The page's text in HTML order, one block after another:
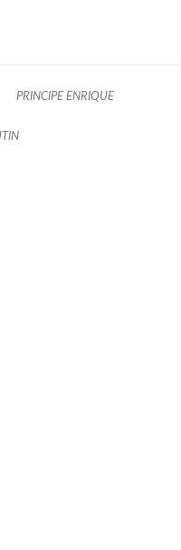
PRINCIPE ENRIQUE